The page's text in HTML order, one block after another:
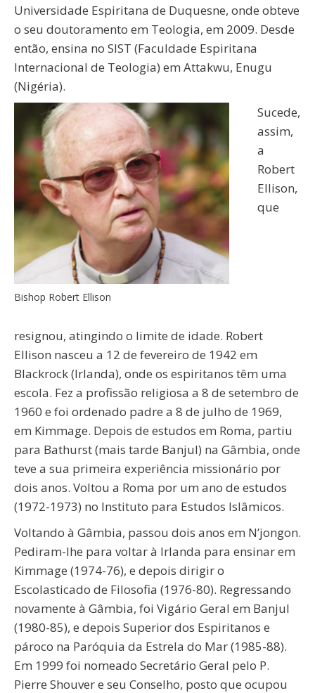
Universidade Espiritana de Duquesne, onde obteve
o seu doutoramento em Teologia, em 2009. Desde
então, ensina no SIST (Faculdade Espiritana
Internacional de Teologia) em Attakwu, Enugu
(Nigéria).
Bishop Robert Ellison
Sucede,
assim,
a
Robert
Ellison,
que
resignou, atingindo o limite de idade. Robert
Ellison nasceu a 12 de fevereiro de 1942 em
Blackrock (Irlanda), onde os espiritanos têm uma
escola. Fez a profissão religiosa a 8 de setembro de
1960 e foi ordenado padre a 8 de julho de 1969,
em Kimmage. Depois de estudos em Roma, partiu
para Bathurst (mais tarde Banjul) na Gâmbia, onde
teve a sua primeira experiência missionário por
dois anos. Voltou a Roma por um ano de estudos
(1972-1973) no Instituto para Estudos Islâmicos.
Voltando à Gâmbia, passou dois anos em N’jongon.
Pediram-lhe para voltar à Irlanda para ensinar em
Kimmage (1974-76), e depois dirigir o
Escolasticado de Filosofia (1976-80). Regressando
novamente à Gâmbia, foi Vigário Geral em Banjul
(1980-85), e depois Superior dos Espiritanos e
pároco na Paróquia da Estrela do Mar (1985-88).
Em 1999 foi nomeado Secretário Geral pelo P.
Pierre Shouver e seu Conselho, posto que ocupou